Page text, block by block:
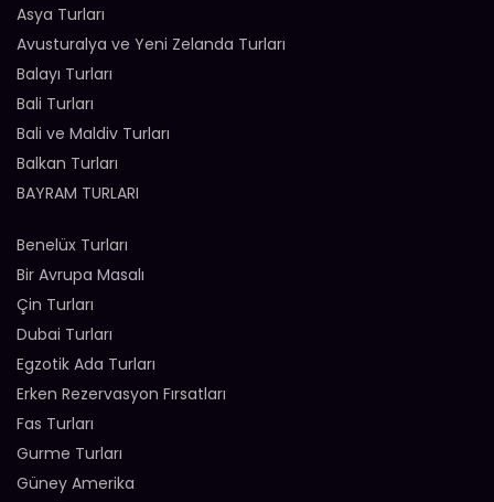
Asya Turları
Avusturalya ve Yeni Zelanda Turları
Balayı Turları
Bali Turları
Bali ve Maldiv Turları
Balkan Turları
BAYRAM TURLARI
Benelüx Turları
Bir Avrupa Masalı
Çin Turları
Dubai Turları
Egzotik Ada Turları
Erken Rezervasyon Fırsatları
Fas Turları
Gurme Turları
Güney Amerika